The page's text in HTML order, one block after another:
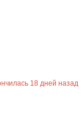
18 дней назад